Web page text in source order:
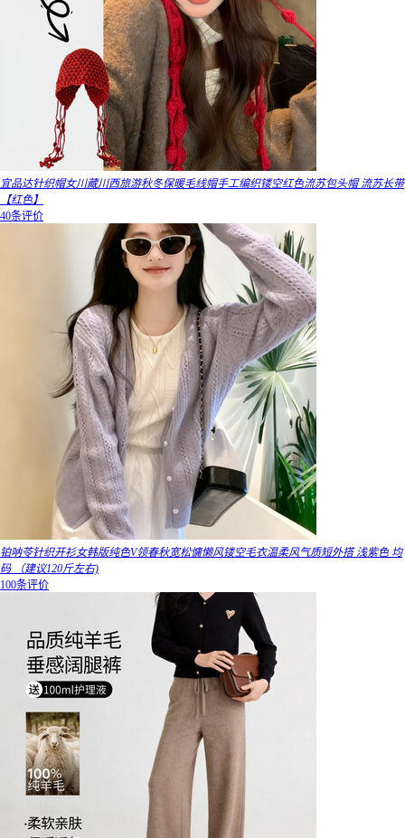
宜品达针织帽女川藏川西旅游秋冬保暖毛线帽手工编织镂空红色流苏包头帽 流苏长带
【红色】
40条评价
铂呐苓针织开衫女韩版纯色V领春秋宽松慵懒风镂空毛衣温柔风气质短外搭 浅紫色 均
码 （建议120斤左右)
100条评价